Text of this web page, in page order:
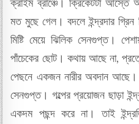
ক্রাইম ব্রাঞ্চে। ক্রিকেটটা আস্তে
মত মুছে গেল। বদলে ইন্দ্রদার গ্রিন
মিষ্টি মেয়ে ঝিলিক সেনগুপ্ত।
পাঁচেকের ছোট। কথায় আছে না,
পেছনে একজন নারীর অবদান আছে।
সেনগুপ্ত। গল্পের প্রয়োজন ছাড়া
একদম পছন্দ করে না। তাই